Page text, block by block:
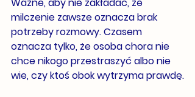
Ważne, aby nie zakładać, że
milczenie zawsze oznacza brak
potrzeby rozmowy. Czasem
oznacza tylko, że osoba chora nie
chce nikogo przestraszyć albo nie
wie, czy ktoś obok wytrzyma prawdę.